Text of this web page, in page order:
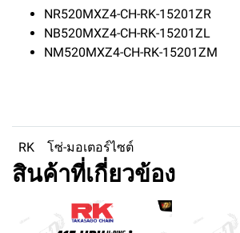
NR520MXZ4-CH-RK-15201ZR
NB520MXZ4-CH-RK-15201ZL
NM520MXZ4-CH-RK-15201ZM
RK โซ่-มอเตอร์ไซต์
สินค้าที่เกี่ยวข้อง